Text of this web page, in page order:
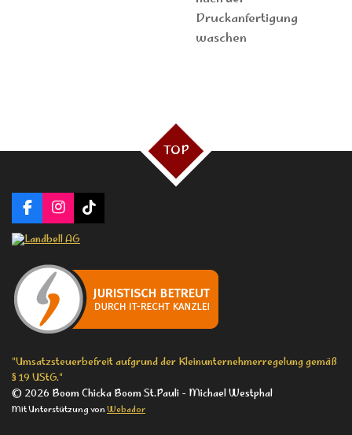
Druckanfertigung
waschen
TOP
F
a
c
b
o
I
n
s
a
r
a
m
T
i
o
"Umsatzsteuerbefreit aufgrund der Kleinunternehmerregelung gemäß
§ 19 UStG."
© 2026 Boom Chicka Boom St.Pauli - Michael Westphal
Mit Unterstützung vonWebador